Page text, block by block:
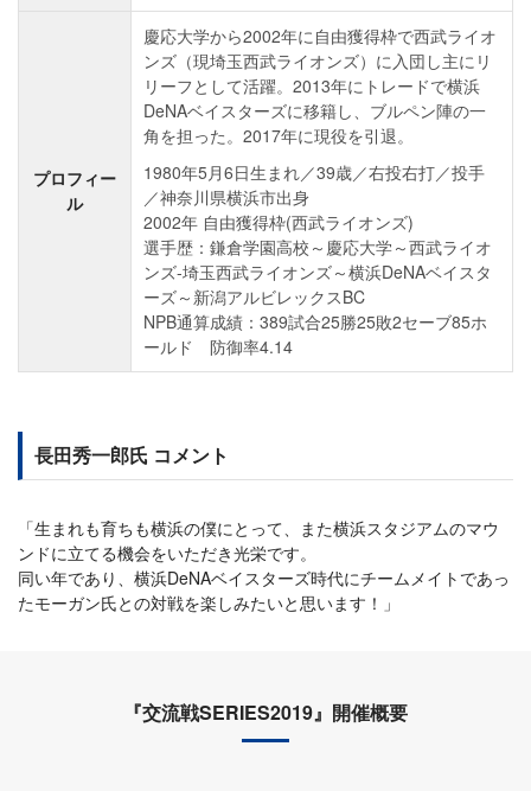
プロフィー
ル
慶応大学から2002年に自由獲得枠で西武ライオ
ンズ（現埼玉西武ライオンズ）に入団し主にリ
リーフとして活躍。2013年にトレードで横浜
DeNAベイスターズに移籍し、ブルペン陣の一
角を担った。2017年に現役を引退。
1980年5月6日生まれ／39歳／右投右打／投手
／神奈川県横浜市出身
2002年 自由獲得枠(西武ライオンズ)
選手歴：鎌倉学園高校～慶応大学～西武ライオ
ンズ-埼玉西武ライオンズ～横浜DeNAベイスタ
ーズ～新潟アルビレックスBC
NPB通算成績：389試合25勝25敗2セーブ85ホ
ールド 防御率4.14
長田秀一郎氏 コメント
「生まれも育ちも横浜の僕にとって、また横浜スタジアムのマウ
ンドに立てる機会をいただき光栄です。
同い年であり、横浜DeNAベイスターズ時代にチームメイトであっ
たモーガン氏との対戦を楽しみたいと思います！」
『交流戦SERIES2019』開催概要